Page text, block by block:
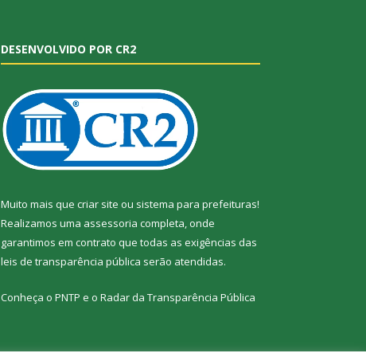
DESENVOLVIDO POR CR2
Muito mais que criar site ou sistema para prefeituras!
Realizamos uma assessoria completa, onde
garantimos em contrato que todas as exigências das
leis de transparência pública serão atendidas.
Conheça o PNTP e o Radar da Transparência Pública